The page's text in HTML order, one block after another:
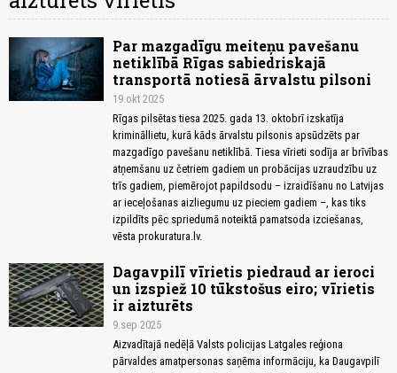
Par mazgadīgu meiteņu pavešanu
netiklībā Rīgas sabiedriskajā
transportā notiesā ārvalstu pilsoni
19.okt 2025
Rīgas pilsētas tiesa 2025. gada 13. oktobrī izskatīja
krimināllietu, kurā kāds ārvalstu pilsonis apsūdzēts par
mazgadīgo pavešanu netiklībā. Tiesa vīrieti sodīja ar brīvības
atņemšanu uz četriem gadiem un probācijas uzraudzību uz
trīs gadiem, piemērojot papildsodu – izraidīšanu no Latvijas
ar ieceļošanas aizliegumu uz pieciem gadiem –, kas tiks
izpildīts pēc spriedumā noteiktā pamatsoda izciešanas,
vēsta prokuratura.lv.
Dagavpilī vīrietis piedraud ar ieroci
un izspiež 10 tūkstošus eiro; vīrietis
ir aizturēts
9.sep 2025
Aizvadītajā nedēļā Valsts policijas Latgales reģiona
pārvaldes amatpersonas saņēma informāciju, ka Daugavpilī